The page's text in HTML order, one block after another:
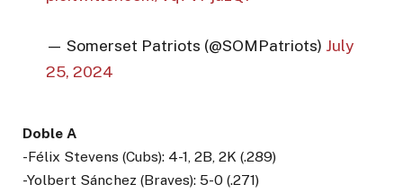
— Somerset Patriots (@SOMPatriots) July
25, 2024
Doble A
-Félix Stevens (Cubs): 4-1, 2B, 2K (.289)
-Yolbert Sánchez (Braves): 5-0 (.271)